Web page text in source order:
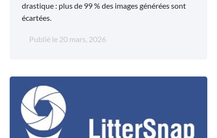
drastique : plus de 99 % des images générées sont
écartées.
Publié le 20 mars, 2026